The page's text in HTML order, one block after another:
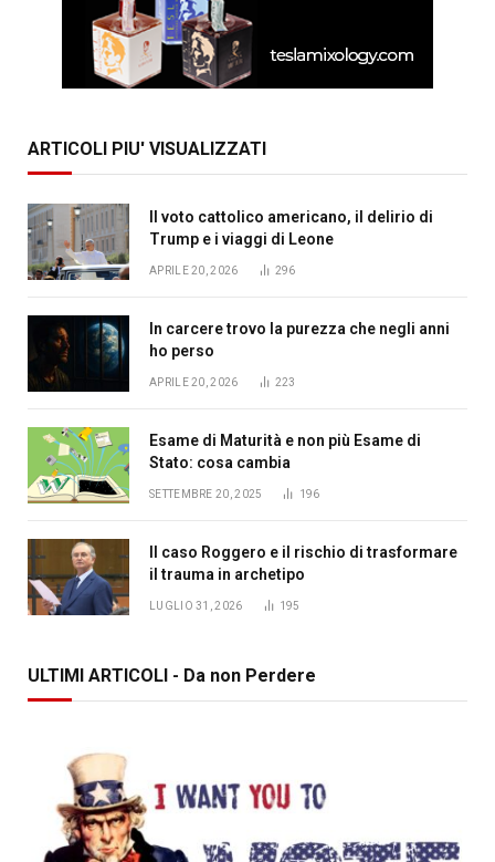
ARTICOLI PIU' VISUALIZZATI
Il voto cattolico americano, il delirio di
Trump e i viaggi di Leone
APRILE 20, 2026 296
In carcere trovo la purezza che negli anni
ho perso
APRILE 20, 2026 223
Esame di Maturità e non più Esame di
Stato: cosa cambia
SETTEMBRE 20, 2025 196
Il caso Roggero e il rischio di trasformare
il trauma in archetipo
LUGLIO 31, 2026 195
ULTIMI ARTICOLI - Da non Perdere